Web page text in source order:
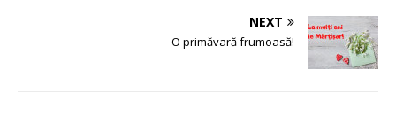
NEXT
O primăvară frumoasă!